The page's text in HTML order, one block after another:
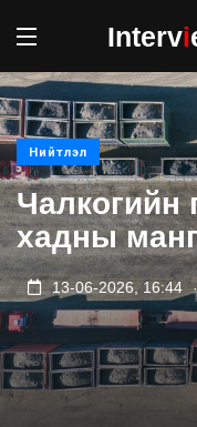
Intervi
Нийтлэл
Чалкогийн
хадны
13-06-2026, 16:44 .